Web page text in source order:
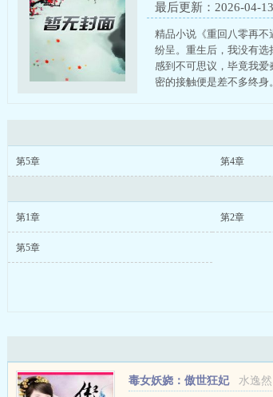
最后更新：2026-04-
精品小说《重回八零再
纷呈。重生后，我没有
感到不可思议，毕竟我
密的接触便是差不多终
第5章 第4章
第1章 第2章
第5章
水逸然
毒女妖娆：傲世狂妃